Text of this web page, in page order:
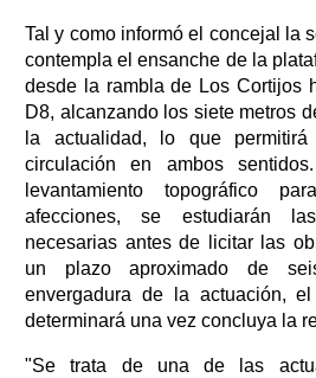
Tal y como informó el concejal la
contempla el ensanche de la
desde la rambla de Los Cortijos
D8, alcanzando los siete metros
la actualidad, lo que
circulación en ambos
levantamiento topográfico
afecciones, se estudiarán
necesarias antes de licitar las
un plazo aproximado de
envergadura de la actuación,
determinará una vez concluya la
"Se trata de una de las